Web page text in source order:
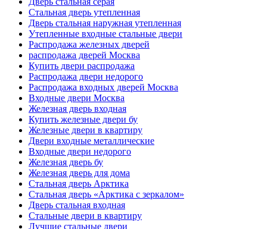
Стальная дверь утепленная
Дверь стальная наружная утепленная
Утепленные входные стальные двери
Распродажа железных дверей
распродажа дверей Москва
Купить двери распродажа
Распродажа двери недорого
Распродажа входных дверей Москва
Входные двери Москва
Железная дверь входная
Купить железные двери бу
Железные двери в квартиру
Двери входные металлические
Входные двери недорого
Железная дверь бу
Железная дверь для дома
Стальная дверь Арктика
Стальная дверь «Арктика с зеркалом»
Дверь стальная входная
Стальные двери в квартиру
Лучшие стальные двери